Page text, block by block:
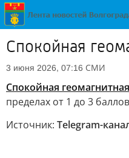
Спокойная
3 июня 2026, 07:16 СМИ
Спокойная
пределах от 1 до 3
Источник: Telegram-